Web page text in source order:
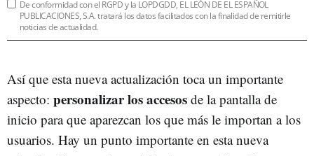
De conformidad con el RGPD y la LOPDGDD, EL LEÓN DE EL ESPAÑOL
PUBLICACIONES, S.A. tratará los datos facilitados con la finalidad de remitirle
noticias de actualidad.
Así que esta nueva actualización toca un importante
aspecto: personalizar los accesos de la pantalla de
inicio para que aparezcan los que más le importan a los
usuarios. Hay un punto importante en esta nueva